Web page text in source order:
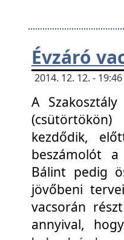
Évzáró
2014. 12. 12. -
A
kezdődik,
beszámolót
Bálint pedig
jövőbeni
vacsorán
annyival,